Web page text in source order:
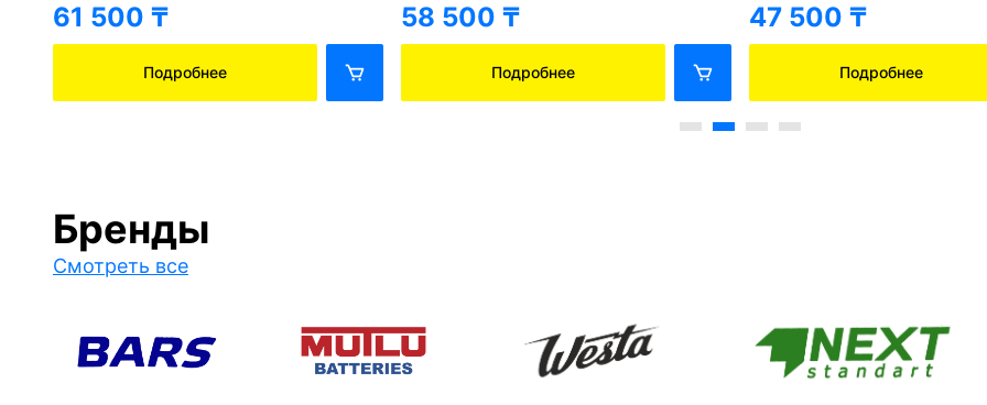
61 500 ₸
Подробнее
58 500 ₸
Подробнее
47 500 ₸
Подробнее
Бренды
Смотреть все